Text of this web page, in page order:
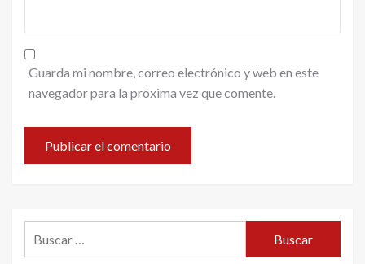
Guarda mi nombre, correo electrónico y web en este
navegador para la próxima vez que comente.